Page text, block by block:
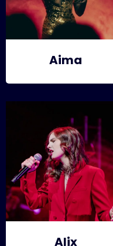
Aima
Alix